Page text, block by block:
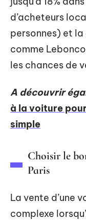
d’acheteurs
personnes) et
comme
les chances de
A découvrir
à la voiture
simple
Choisir le
Paris
La vente d’une
complexe